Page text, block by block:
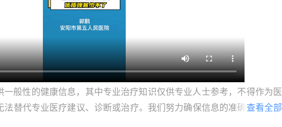
一般性的健康信息，其中专业治疗知识仅供专业人士参考，不得作为医
法替代专业医疗建议、诊断或治疗。我们努力确保信息的准确性，但本
查看全部